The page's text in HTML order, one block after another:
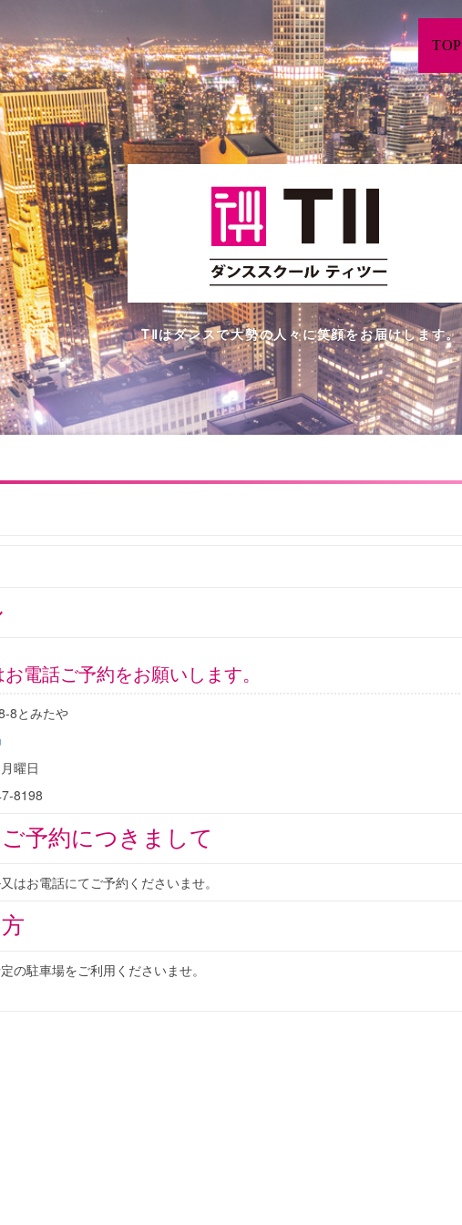
TOP
TⅡはダンスで大勢の人々に笑顔をお届けします。
電話ご予約をお願いします。
8とみたや
曜日
8198
予約につきまして
はお電話にてご予約くださいませ。
の駐車場をご利用くださいませ。